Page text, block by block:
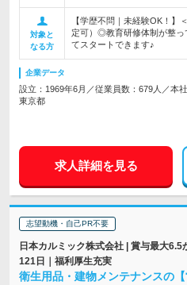
対象と
なる方
【学歴不問｜未経験OK！
定可）◎教育研修体制が整っ
てスタートできます♪
企業データ
設立：1969年6月／従業員数：679人／本社
東京都
求人詳細を見る
志望動機・自己PR不要
日本カルミック株式会社 | 賞与最大
121日｜福利厚生充実
衛生用品・建物メンテナンスの